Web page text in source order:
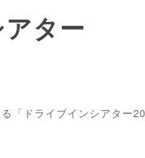
ター
「ドライブインシアター